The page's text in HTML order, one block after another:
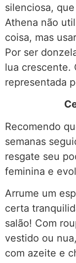
silenciosa,
Athena não
coisa, mas
Por ser
lua crescente.
representada
Recomendo
semanas
resgate seu
feminina e
Arrume um
certa
salão! Com
vestido ou
com azeite e